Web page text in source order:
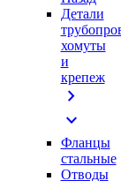
Детали
хомуты
и
крепеж
chevron_right
expand_more
Фланцы
стальные
Отводы